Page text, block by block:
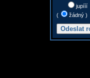
jupííí
(
žádný )